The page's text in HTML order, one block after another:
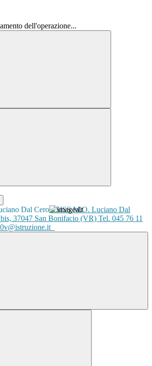
dell'operazione...
ISISS M.O. Luciano Dal
37047 San Bonifacio (VR) Tel. 045 76 11